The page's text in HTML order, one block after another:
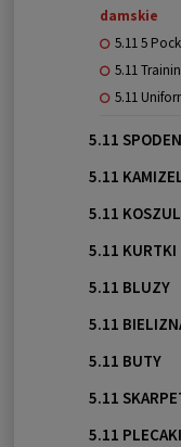
damskie
5.11 5
5.11
5.11
5.11
5.11
5.11
5.11 KURTKI
5.11 BLUZY
5.11
5.11 BUTY
5.11
5.11 PLECAKI